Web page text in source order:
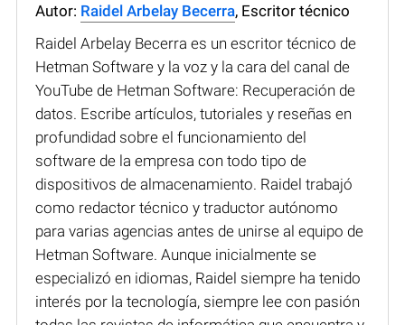
Autor: Raidel Arbelay Becerra, Escritor técnico
Raidel Arbelay Becerra es un escritor técnico de
Hetman Software y la voz y la cara del canal de
YouTube de Hetman Software: Recuperación de
datos. Escribe artículos, tutoriales y reseñas en
profundidad sobre el funcionamiento del
software de la empresa con todo tipo de
dispositivos de almacenamiento. Raidel trabajó
como redactor técnico y traductor autónomo
para varias agencias antes de unirse al equipo de
Hetman Software. Aunque inicialmente se
especializó en idiomas, Raidel siempre ha tenido
interés por la tecnología, siempre lee con pasión